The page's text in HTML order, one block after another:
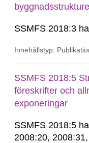
SSMFS 2018:3
Innehållstyp:
SSMFS 2018:5
föreskrifter och
exponeringar
SSMFS 2018:5
2008:20,